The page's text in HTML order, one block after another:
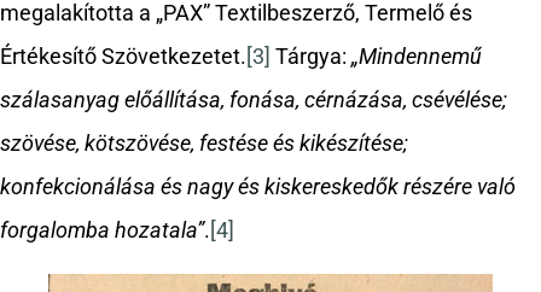
megalakította a „PAX” Textilbeszerző, Termelő és
Értékesítő Szövetkezetet. [3] Tárgya: „Mindennemű
szálasanyag előállítása, fonása, cérnázása, csévélése;
szövése, kötszövése, festése és kikészítése;
konfekcionálása és nagy és kiskereskedők részére való
forgalomba hozatala”. [4]